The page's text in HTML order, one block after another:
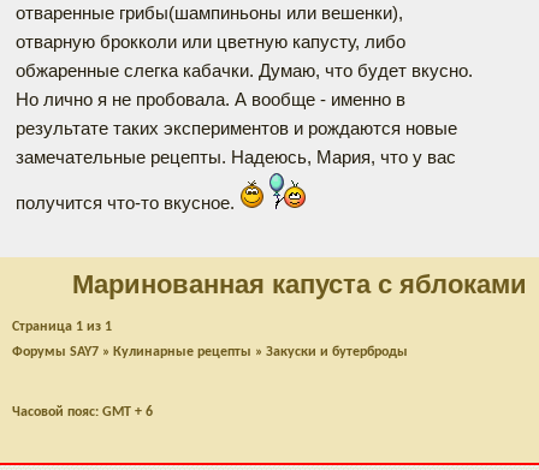
отваренные грибы(шампиньоны или вешенки),
отварную брокколи или цветную капусту, либо
обжаренные слегка кабачки. Думаю, что будет вкусно.
Но лично я не пробовала. А вообще - именно в
результате таких экспериментов и рождаются новые
замечательные рецепты. Надеюсь, Мария, что у вас
получится что-то вкусное.
Маринованная капуста с яблоками
Страница 1 из 1
Форумы SAY7 » Кулинарные рецепты » Закуски и бутерброды
Часовой пояс: GMT + 6